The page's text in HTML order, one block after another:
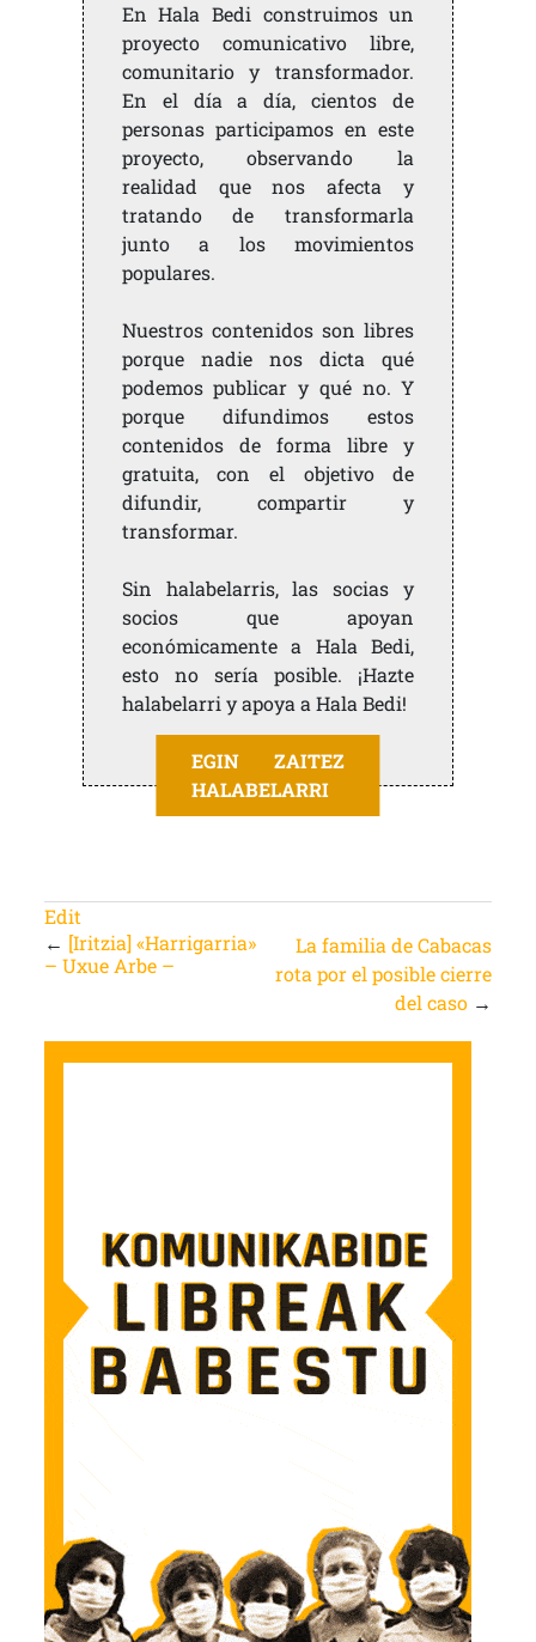
En Hala Bedi construimos un
proyecto comunicativo libre,
comunitario y transformador.
En el día a día, cientos de
personas participamos en este
proyecto, observando la
realidad que nos afecta y
tratando de transformarla
junto a los movimientos
populares.
Nuestros contenidos son libres
porque nadie nos dicta qué
podemos publicar y qué no. Y
porque difundimos estos
contenidos de forma libre y
gratuita, con el objetivo de
difundir, compartir y
transformar.
Sin halabelarris, las socias y
socios que apoyan
económicamente a Hala Bedi,
esto no sería posible. ¡Hazte
halabelarri y apoya a Hala Bedi!
EGIN ZAITEZ
HALABELARRI
Edit
← [Iritzia] «Harrigarria»
– Uxue Arbe –
La familia de Cabacas
rota por el posible cierre
del caso →